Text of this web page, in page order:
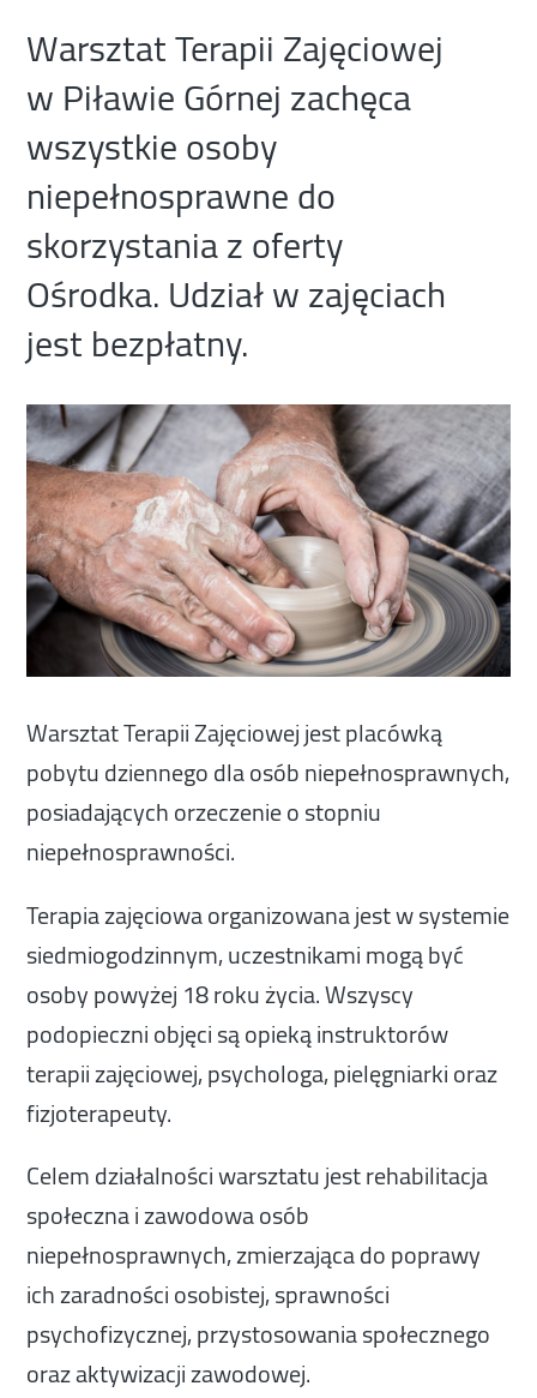
Warsztat Terapii Zajęciowej
w Piławie Górnej zachęca
wszystkie osoby
niepełnosprawne do
skorzystania z oferty
Ośrodka. Udział w zajęciach
jest bezpłatny.
Warsztat Terapii Zajęciowej jest placówką
pobytu dziennego dla osób niepełnosprawnych,
posiadających orzeczenie o stopniu
niepełnosprawności.
Terapia zajęciowa organizowana jest w systemie
siedmiogodzinnym, uczestnikami mogą być
osoby powyżej 18 roku życia. Wszyscy
podopieczni objęci są opieką instruktorów
terapii zajęciowej, psychologa, pielęgniarki oraz
fizjoterapeuty.
Celem działalności warsztatu jest rehabilitacja
społeczna i zawodowa osób
niepełnosprawnych, zmierzająca do poprawy
ich zaradności osobistej, sprawności
psychofizycznej, przystosowania społecznego
oraz aktywizacji zawodowej.